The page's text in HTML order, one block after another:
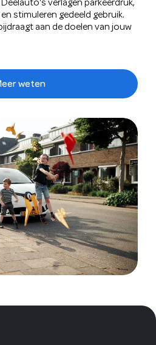
verlagen parkeerdruk,
stimuleren gedeeld gebruik.
aan de doelen van jouw
weten